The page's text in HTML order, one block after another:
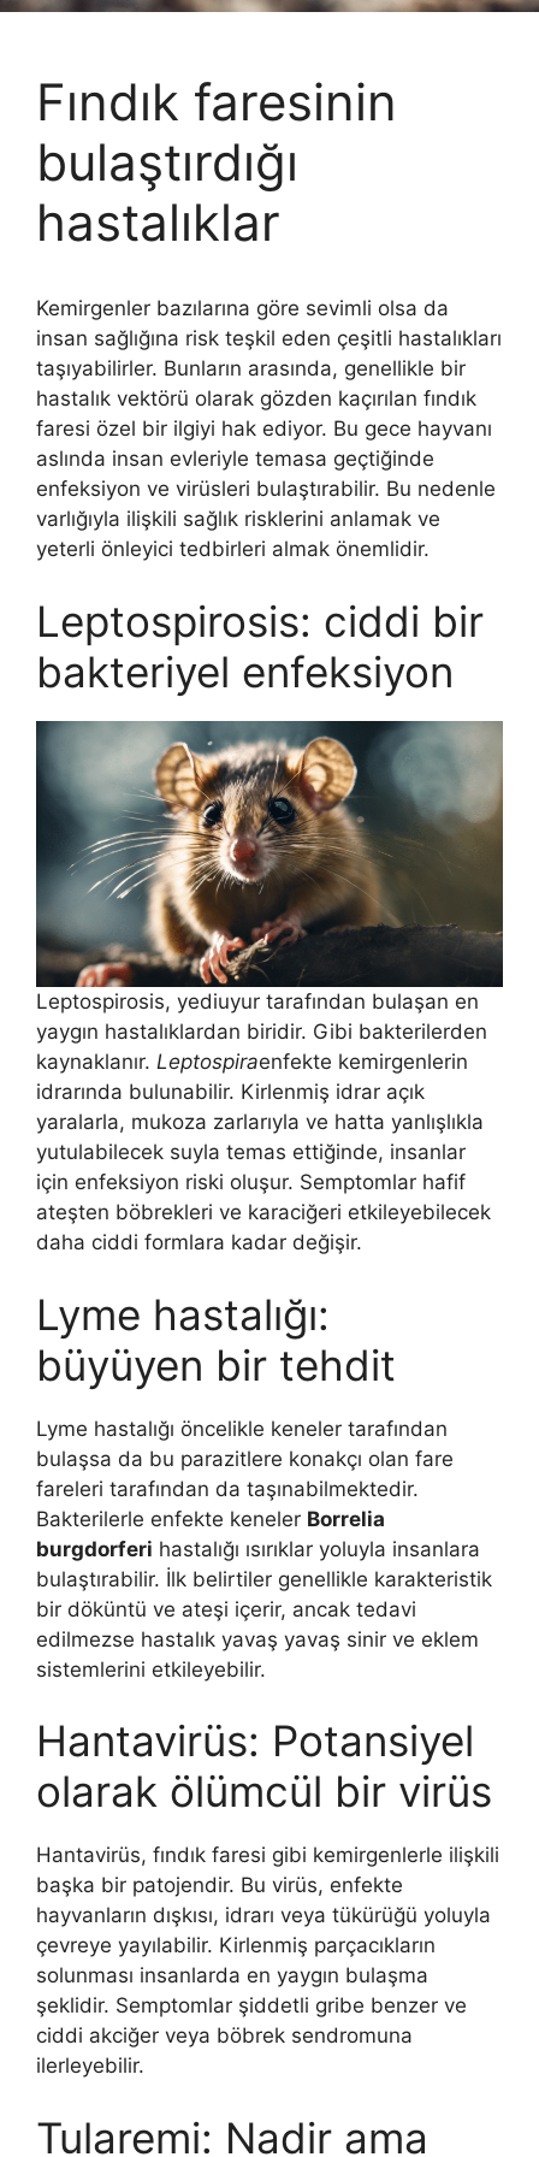
Fındık faresinin
bulaştırdığı
hastalıklar
Kemirgenler bazılarına göre sevimli olsa da
insan sağlığına risk teşkil eden çeşitli hastalıkları
taşıyabilirler. Bunların arasında, genellikle bir
hastalık vektörü olarak gözden kaçırılan fındık
faresi özel bir ilgiyi hak ediyor. Bu gece hayvanı
aslında insan evleriyle temasa geçtiğinde
enfeksiyon ve virüsleri bulaştırabilir. Bu nedenle
varlığıyla ilişkili sağlık risklerini anlamak ve
yeterli önleyici tedbirleri almak önemlidir.
Leptospirosis: ciddi bir
bakteriyel enfeksiyon
Leptospirosis, yediuyur tarafından bulaşan en
yaygın hastalıklardan biridir. Gibi bakterilerden
kaynaklanır. Leptospiraenfekte kemirgenlerin
idrarında bulunabilir. Kirlenmiş idrar açık
yaralarla, mukoza zarlarıyla ve hatta yanlışlıkla
yutulabilecek suyla temas ettiğinde, insanlar
için enfeksiyon riski oluşur. Semptomlar hafif
ateşten böbrekleri ve karaciğeri etkileyebilecek
daha ciddi formlara kadar değişir.
Lyme hastalığı:
büyüyen bir tehdit
Lyme hastalığı öncelikle keneler tarafından
bulaşsa da bu parazitlere konakçı olan fare
fareleri tarafından da taşınabilmektedir.
Bakterilerle enfekte keneler Borrelia
burgdorferi hastalığı ısırıklar yoluyla insanlara
bulaştırabilir. İlk belirtiler genellikle karakteristik
bir döküntü ve ateşi içerir, ancak tedavi
edilmezse hastalık yavaş yavaş sinir ve eklem
sistemlerini etkileyebilir.
Hantavirüs: Potansiyel
olarak ölümcül bir virüs
Hantavirüs, fındık faresi gibi kemirgenlerle ilişkili
başka bir patojendir. Bu virüs, enfekte
hayvanların dışkısı, idrarı veya tükürüğü yoluyla
çevreye yayılabilir. Kirlenmiş parçacıkların
solunması insanlarda en yaygın bulaşma
şeklidir. Semptomlar şiddetli gribe benzer ve
ciddi akciğer veya böbrek sendromuna
ilerleyebilir.
Tularemi: Nadir ama